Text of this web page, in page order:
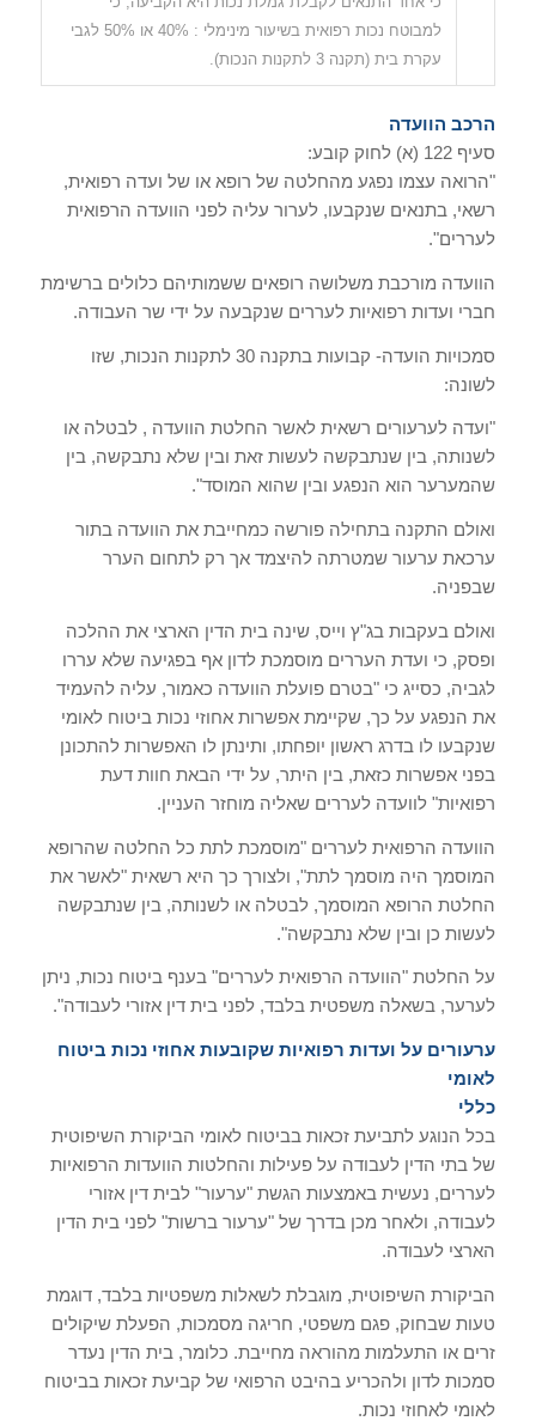
למבוטח נכות רפואית בשיעור מינימלי : 40% או 50% לגבי
עקרת בית (תקנה 3 לתקנות הנכות).
הרכב הוועדה
סעיף 122 (א) לחוק קובע:
"הרואה עצמו נפגע מהחלטה של רופא או של ועדה רפואית,
רשאי, בתנאים שנקבעו, לערור עליה לפני הוועדה הרפואית
לעררים".
הוועדה מורכבת משלושה רופאים ששמותיהם כלולים ברשימת
חברי ועדות רפואיות לעררים שנקבעה על ידי שר העבודה.
סמכויות הועדה- קבועות בתקנה 30 לתקנות הנכות, שזו
לשונה:
"ועדה לערעורים רשאית לאשר החלטת הוועדה , לבטלה או
לשנותה, בין שנתבקשה לעשות זאת ובין שלא נתבקשה, בין
שהמערער הוא הנפגע ובין שהוא המוסד".
ואולם התקנה בתחילה פורשה כמחייבת את הוועדה בתור
ערכאת ערעור שמטרתה להיצמד אך רק לתחום הערר
שבפניה.
ואולם בעקבות בג"ץ וייס, שינה בית הדין הארצי את ההלכה
ופסק, כי ועדת העררים מוסמכת לדון אף בפגיעה שלא עררו
לגביה, כסייג כי "בטרם פועלת הוועדה כאמור, עליה להעמיד
את הנפגע על כך, שקיימת אפשרות אחוזי נכות ביטוח לאומי
שנקבעו לו בדרג ראשון יופחתו, ותינתן לו האפשרות להתכונן
בפני אפשרות כזאת, בין היתר, על ידי הבאת חוות דעת
רפואיות" לוועדה לעררים שאליה מוחזר העניין.
הוועדה הרפואית לעררים "מוסמכת לתת כל החלטה שהרופא
המוסמך היה מוסמך לתת", ולצורך כך היא רשאית "לאשר את
החלטת הרופא המוסמך, לבטלה או לשנותה, בין שנתבקשה
לעשות כן ובין שלא נתבקשה".
על החלטת "הוועדה הרפואית לעררים" בענף ביטוח נכות, ניתן
לערער, בשאלה משפטית בלבד, לפני בית דין אזורי לעבודה".
ערעורים על ועדות רפואיות שקובעות אחוזי נכות ביטוח
לאומי
כללי
בכל הנוגע לתביעת זכאות בביטוח לאומי הביקורת השיפוטית
של בתי הדין לעבודה על פעילות והחלטות הוועדות הרפואיות
לעררים, נעשית באמצעות הגשת "ערעור" לבית דין אזורי
לעבודה, ולאחר מכן בדרך של "ערעור ברשות" לפני בית הדין
הארצי לעבודה.
הביקורת השיפוטית, מוגבלת לשאלות משפטיות בלבד, דוגמת
טעות שבחוק, פגם משפטי, חריגה מסמכות, הפעלת שיקולים
זרים או התעלמות מהוראה מחייבת. כלומר, בית הדין נעדר
סמכות לדון ולהכריע בהיבט הרפואי של קביעת זכאות בביטוח
לאומי לאחוזי נכות.